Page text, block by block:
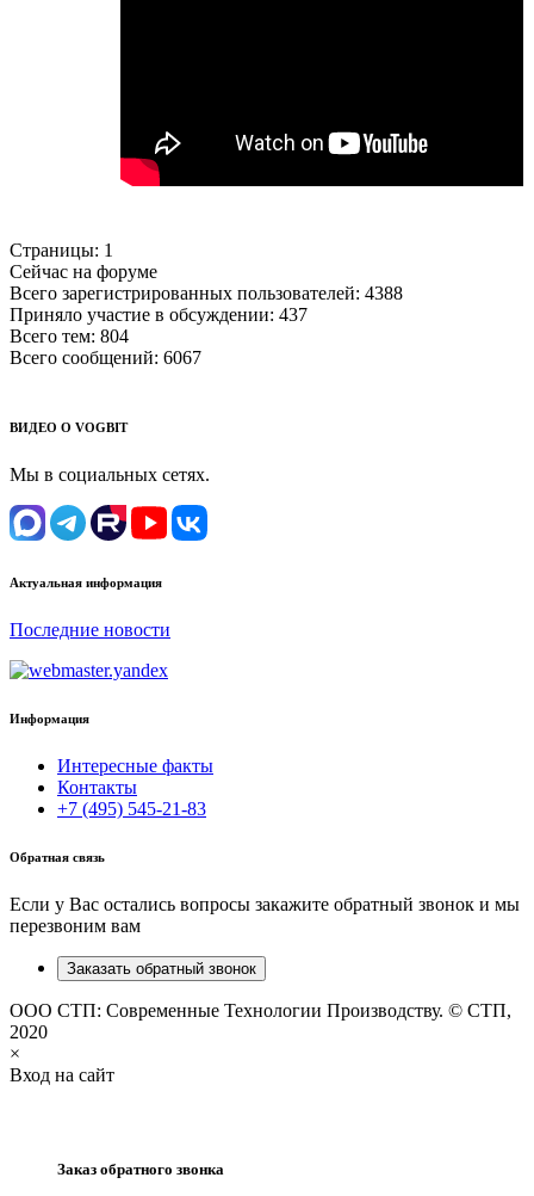
Страницы: 1
Сейчас на форуме
Всего зарегистрированных пользователей: 4388
Приняло участие в обсуждении: 437
Всего тем: 804
Всего сообщений: 6067
ВИДЕО О VOGBIT
Мы в социальных сетях.
Актуальная информация
Последние новости
Информация
Интересные факты
Контакты
+7 (495) 545-21-83
Обратная связь
Если у Вас остались вопросы закажите обратный звонок и мы
перезвоним вам
Заказать обратный звонок
ООО СТП: Современные Технологии Производству. © СТП,
2020
×
Вход на сайт
Заказ обратного звонка